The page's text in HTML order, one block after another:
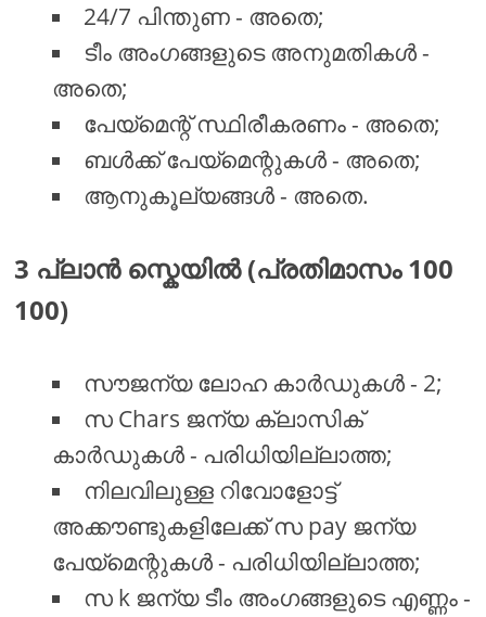
24/7 പിന്തുണ - അതെ;
ടീം അംഗങ്ങളുടെ അനുമതികൾ -
അതെ;
പേയ്മെന്റ് സ്ഥിരീകരണം - അതെ;
ബൾക്ക് പേയ്മെന്റുകൾ - അതെ;
ആനുകൂല്യങ്ങൾ - അതെ.
3 പ്ലാൻ സ്കെയിൽ (പ്രതിമാസം 100
100)
സൗജന്യ ലോഹ കാർഡുകൾ - 2;
സ Chars ജന്യ ക്ലാസിക്
കാർഡുകൾ - പരിധിയില്ലാത്ത;
നിലവിലുള്ള റിവോളോട്ട്
അക്കൗണ്ടുകളിലേക്ക് സ pay ജന്യ
പേയ്മെന്റുകൾ - പരിധിയില്ലാത്ത;
സ k ജന്യ ടീം അംഗങ്ങളുടെ എണ്ണം -